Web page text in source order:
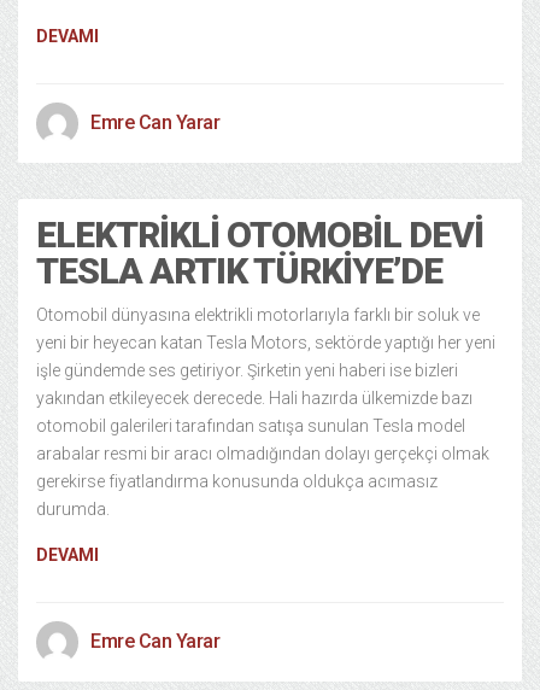
DEVAMI
Emre Can Yarar
ELEKTRIKLI OTOMOBIL DEVI
TESLA ARTIK TÜRKIYE’DE
Otomobil dünyasına elektrikli motorlarıyla farklı bir soluk ve
yeni bir heyecan katan Tesla Motors, sektörde yaptığı her yeni
işle gündemde ses getiriyor. Şirketin yeni haberi ise bizleri
yakından etkileyecek derecede. Hali hazırda ülkemizde bazı
otomobil galerileri tarafından satışa sunulan Tesla model
arabalar resmi bir aracı olmadığından dolayı gerçekçi olmak
gerekirse fiyatlandırma konusunda oldukça acımasız
durumda.
DEVAMI
Emre Can Yarar